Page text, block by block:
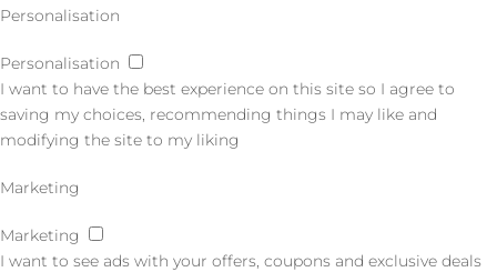
Personalisation
Personalisation
I want to have the best experience on this site so I agree to
saving my choices, recommending things I may like and
modifying the site to my liking
Marketing
Marketing
I want to see ads with your offers, coupons and exclusive deals